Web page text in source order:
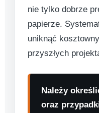
nie tylko dobrze
papierze.
uniknąć
przyszłych
Należy
oraz